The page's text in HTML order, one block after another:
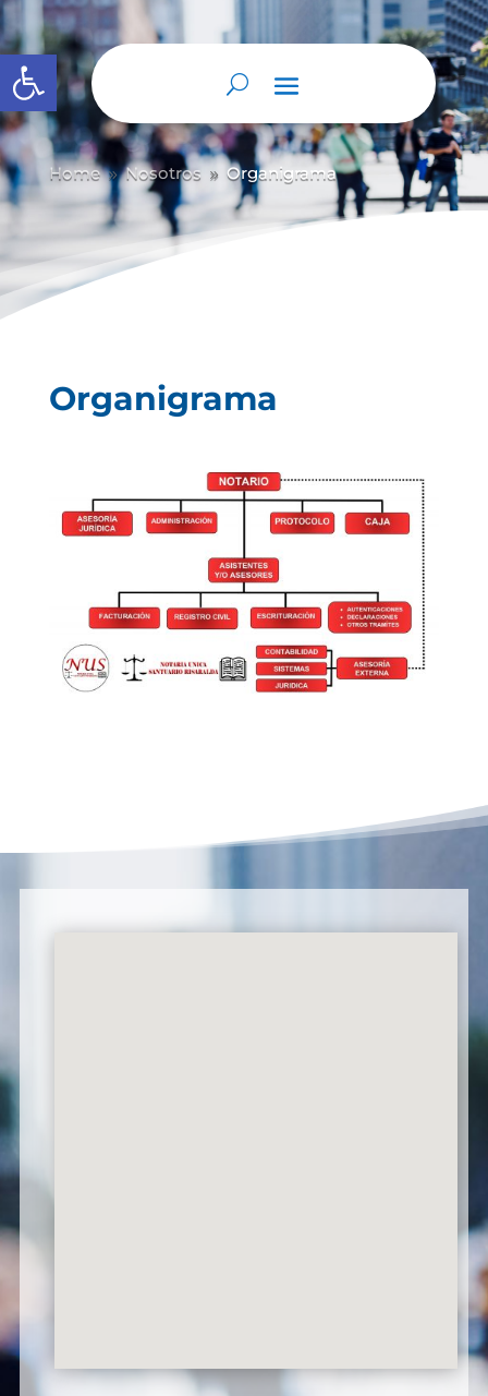
Abrir barra de herramientas
Home 9 Nosotros 9 Organigrama
Organigrama